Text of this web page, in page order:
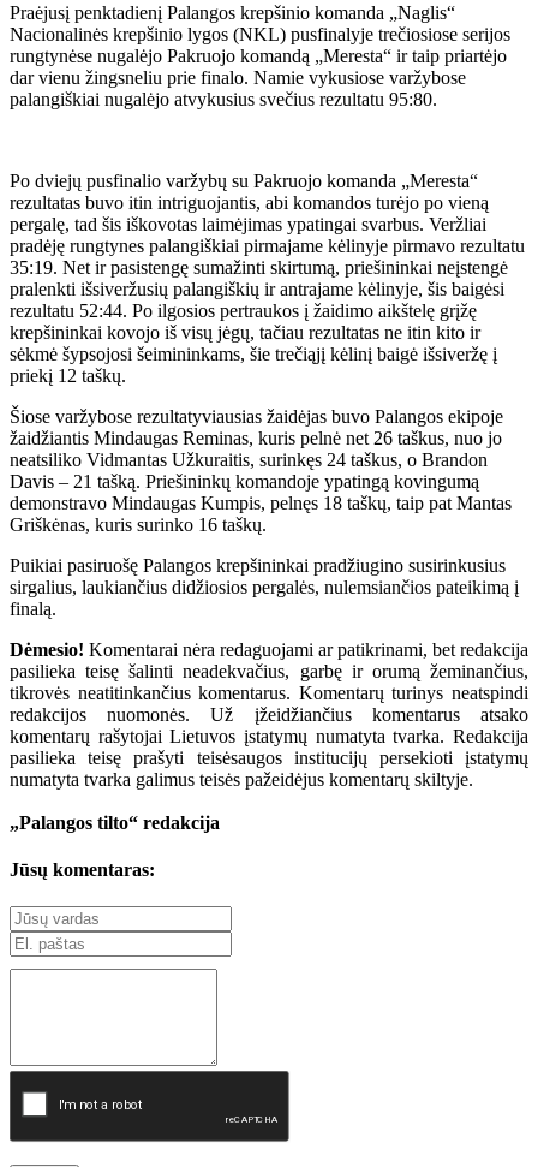
Praėjusį penktadienį Palangos krepšinio komanda „Naglis“
Nacionalinės krepšinio lygos (NKL) pusfinalyje trečiosiose serijos
rungtynėse nugalėjo Pakruojo komandą „Meresta“ ir taip priartėjo
dar vienu žingsneliu prie finalo. Namie vykusiose varžybose
palangiškiai nugalėjo atvykusius svečius rezultatu 95:80.
Po dviejų pusfinalio varžybų su Pakruojo komanda „Meresta“
rezultatas buvo itin intriguojantis, abi komandos turėjo po vieną
pergalę, tad šis iškovotas laimėjimas ypatingai svarbus. Veržliai
pradėję rungtynes palangiškiai pirmajame kėlinyje pirmavo rezultatu
35:19. Net ir pasistengę sumažinti skirtumą, priešininkai neįstengė
pralenkti išsiveržusių palangiškių ir antrajame kėlinyje, šis baigėsi
rezultatu 52:44. Po ilgosios pertraukos į žaidimo aikštelę grįžę
krepšininkai kovojo iš visų jėgų, tačiau rezultatas ne itin kito ir
sėkmė šypsojosi šeimininkams, šie trečiąjį kėlinį baigė išsiveržę į
priekį 12 taškų.
Šiose varžybose rezultatyviausias žaidėjas buvo Palangos ekipoje
žaidžiantis Mindaugas Reminas, kuris pelnė net 26 taškus, nuo jo
neatsiliko Vidmantas Užkuraitis, surinkęs 24 taškus, o Brandon
Davis – 21 tašką. Priešininkų komandoje ypatingą kovingumą
demonstravo Mindaugas Kumpis, pelnęs 18 taškų, taip pat Mantas
Griškėnas, kuris surinko 16 taškų.
Puikiai pasiruošę Palangos krepšininkai pradžiugino susirinkusius
sirgalius, laukiančius didžiosios pergalės, nulemsiančios pateikimą į
finalą.
Dėmesio! Komentarai nėra redaguojami ar patikrinami, bet redakcija
pasilieka teisę šalinti neadekvačius, garbę ir orumą žeminančius,
tikrovės neatitinkančius komentarus. Komentarų turinys neatspindi
redakcijos nuomonės. Už įžeidžiančius komentarus atsako
komentarų rašytojai Lietuvos įstatymų numatyta tvarka. Redakcija
pasilieka teisę prašyti teisėsaugos institucijų persekioti įstatymų
numatyta tvarka galimus teisės pažeidėjus komentarų skiltyje.
„Palangos tilto“ redakcija
Jūsų komentaras: